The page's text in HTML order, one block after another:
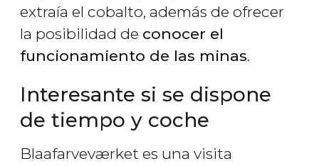
extraía el cobalto, además de ofrecer
la posibilidad de conocer el
funcionamiento de las minas.
Interesante si se dispone
de tiempo y coche
Blaafarveværket es una visita